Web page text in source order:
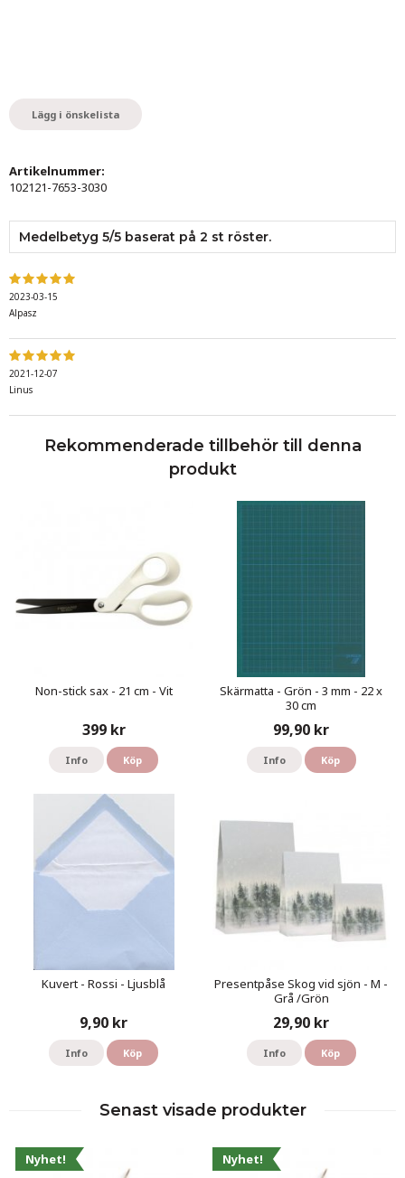
Lägg i önskelista
Artikelnummer:
102121-7653-3030
Medelbetyg 5/5 baserat på 2 st röster.
2023-03-15
Alpasz
2021-12-07
Linus
Rekommenderade tillbehör till denna
produkt
Non-stick sax - 21 cm - Vit
399 kr
Info Köp
Skärmatta - Grön - 3 mm - 22 x
30 cm
99,90 kr
Info Köp
Kuvert - Rossi - Ljusblå
9,90 kr
Info Köp
Presentpåse Skog vid sjön - M -
Grå /Grön
29,90 kr
Info Köp
Senast visade produkter
Nyhet! Nyhet!